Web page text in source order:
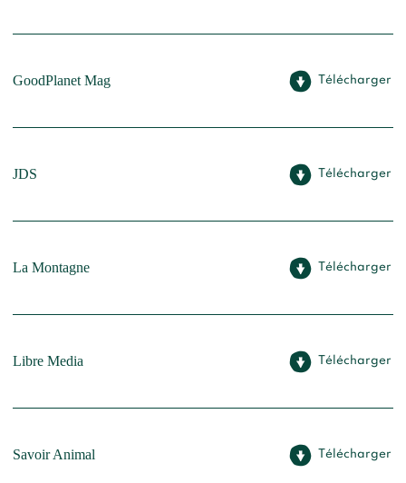
GoodPlanet Mag Télécharger
JDS Télécharger
La Montagne Télécharger
Libre Media Télécharger
Savoir Animal Télécharger